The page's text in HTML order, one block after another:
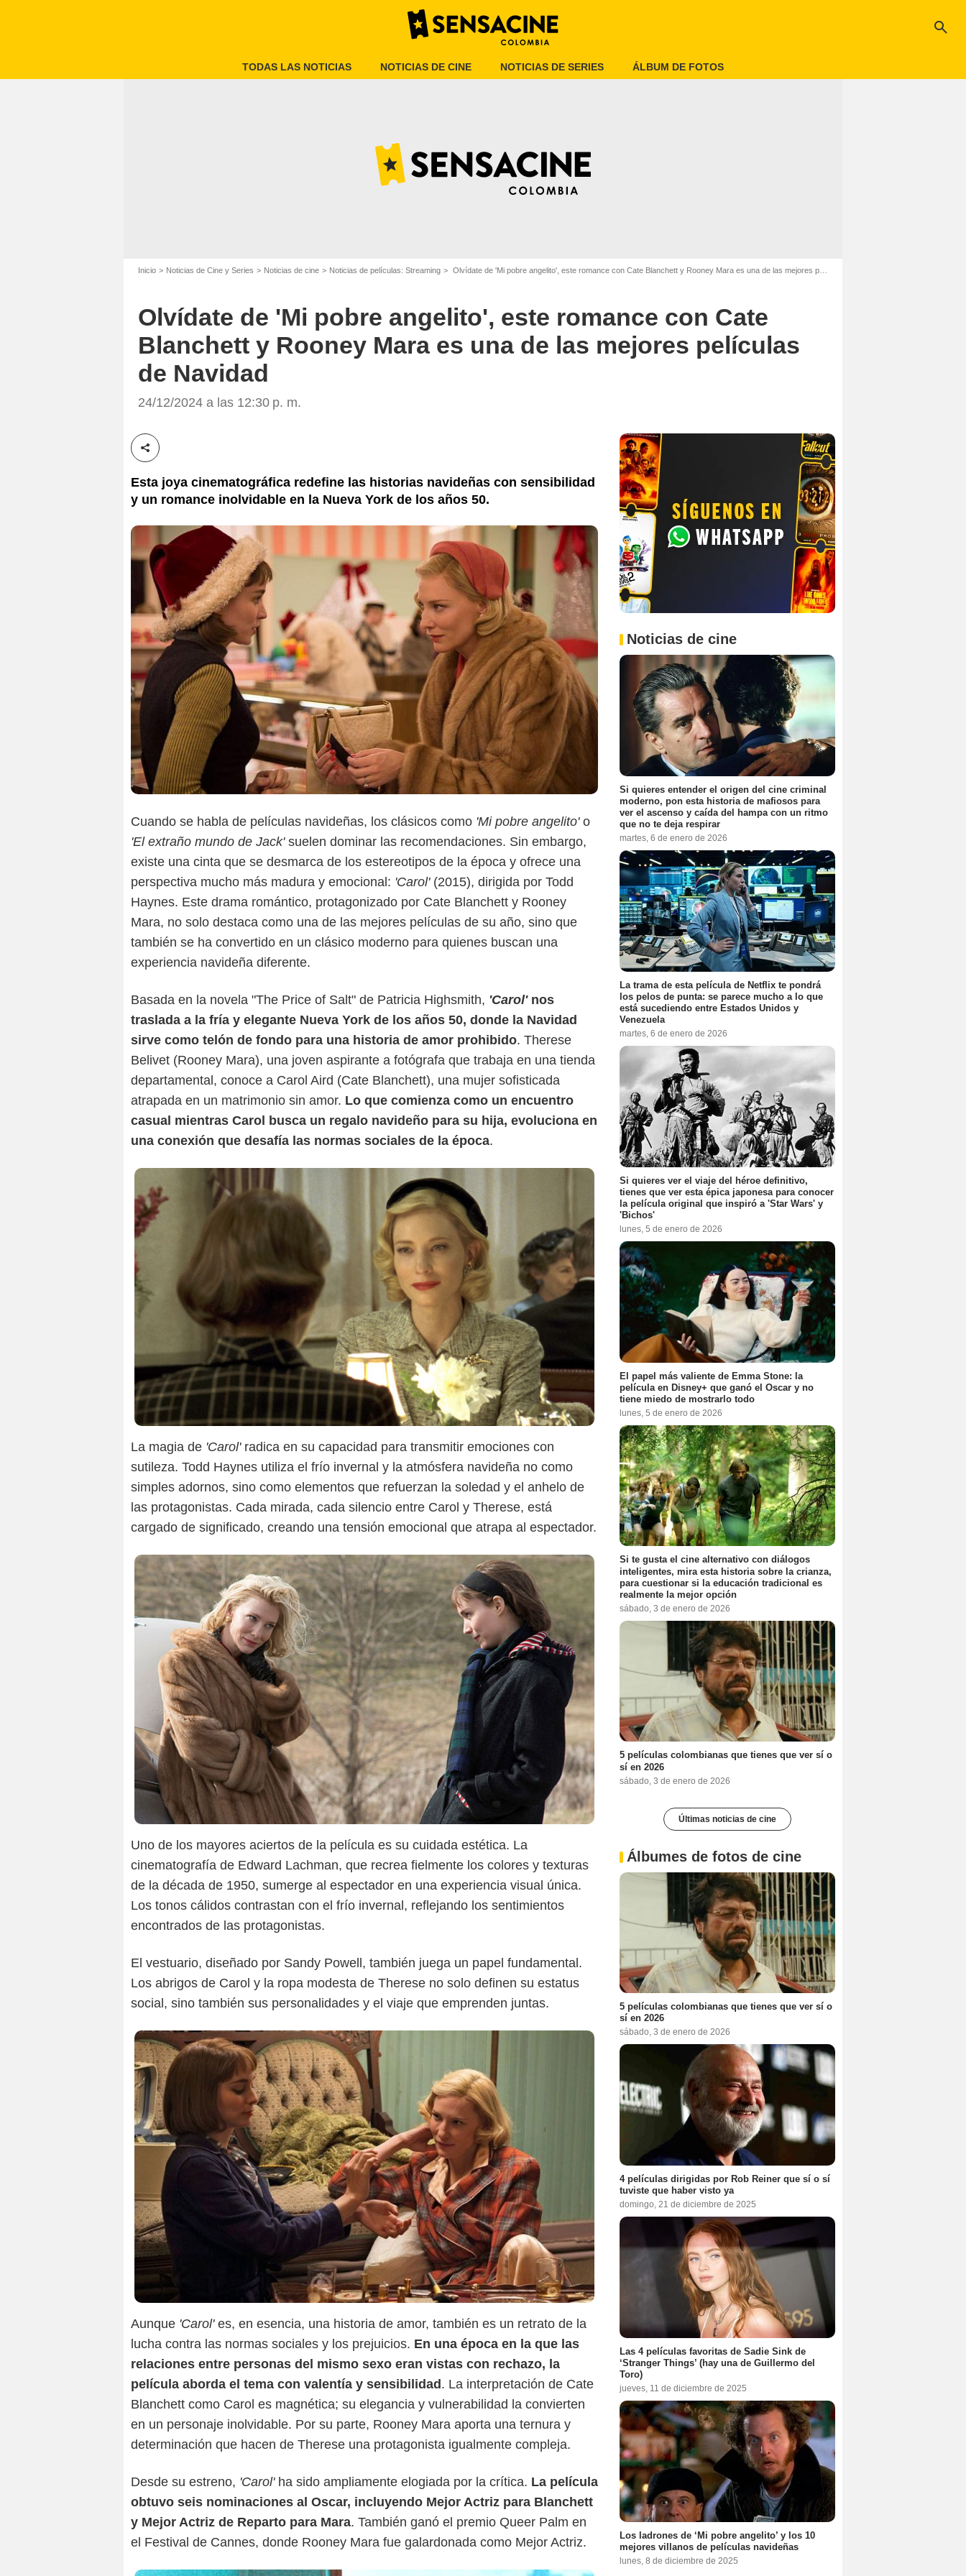
search
TODAS LAS NOTICIAS NOTICIAS DE CINE NOTICIAS DE SERIES ÁLBUM DE FOTOS
Inicio Noticias de Cine y Series Noticias de cine Noticias de películas: Streaming Olvídate de 'Mi pobre angelito', este romance con Cate Blanchett y Rooney Mara es una de las mejores películas de Navidad
Olvídate de 'Mi pobre angelito', este romance con Cate
Blanchett y Rooney Mara es una de las mejores películas
de Navidad
24/12/2024 a las 12:30 p. m.
Compartir esta noticia
Esta joya cinematográfica redefine las historias navideñas con sensibilidad
y un romance inolvidable en la Nueva York de los años 50.
Cuando se habla de películas navideñas, los clásicos como 'Mi pobre angelito' o
'El extraño mundo de Jack'suelen dominar las recomendaciones. Sin embargo,
existe una cinta que se desmarca de los estereotipos de la época y ofrece una
perspectiva mucho más madura y emocional: 'Carol' (2015), dirigida por Todd
Haynes. Este drama romántico, protagonizado por Cate Blanchett y Rooney
Mara, no solo destaca como una de las mejores películas de su año, sino que
también se ha convertido en un clásico moderno para quienes buscan una
experiencia navideña diferente.
Basada en la novela "The Price of Salt" de Patricia Highsmith, 'Carol' nos
traslada a la fría y elegante Nueva York de los años 50, donde la Navidad
sirve como telón de fondo para una historia de amor prohibido. Therese
Belivet (Rooney Mara), una joven aspirante a fotógrafa que trabaja en una tienda
departamental, conoce a Carol Aird (Cate Blanchett), una mujer sofisticada
atrapada en un matrimonio sin amor. Lo que comienza como un encuentro
casual mientras Carol busca un regalo navideño para su hija, evoluciona en
una conexión que desafía las normas sociales de la época.
Prime Video
La magia de 'Carol'radica en su capacidad para transmitir emociones con
sutileza. Todd Haynes utiliza el frío invernal y la atmósfera navideña no como
simples adornos, sino como elementos que refuerzan la soledad y el anhelo de
las protagonistas. Cada mirada, cada silencio entre Carol y Therese, está
cargado de significado, creando una tensión emocional que atrapa al espectador.
Prime Video
Uno de los mayores aciertos de la película es su cuidada estética. La
cinematografía de Edward Lachman, que recrea fielmente los colores y texturas
de la década de 1950, sumerge al espectador en una experiencia visual única.
Los tonos cálidos contrastan con el frío invernal, reflejando los sentimientos
encontrados de las protagonistas.
El vestuario, diseñado por Sandy Powell, también juega un papel fundamental.
Los abrigos de Carol y la ropa modesta de Therese no solo definen su estatus
social, sino también sus personalidades y el viaje que emprenden juntas.
Prime Video
Aunque 'Carol'es, en esencia, una historia de amor, también es un retrato de la
lucha contra las normas sociales y los prejuicios. En una época en la que las
relaciones entre personas del mismo sexo eran vistas con rechazo, la
película aborda el tema con valentía y sensibilidad . La interpretación de Cate
Blanchett como Carol es magnética; su elegancia y vulnerabilidad la convierten
en un personaje inolvidable. Por su parte, Rooney Mara aporta una ternura y
determinación que hacen de Therese una protagonista igualmente compleja.
Desde su estreno, 'Carol'ha sido ampliamente elogiada por la crítica. La película
obtuvo seis nominaciones al Oscar, incluyendo Mejor Actriz para Blanchett
y Mejor Actriz de Reparto para Mara. También ganó el premio Queer Palm en
el Festival de Cannes, donde Rooney Mara fue galardonada como Mejor Actriz.
Prime Video
Noticias de cine
Si quieres entender el origen del cine criminal
moderno, pon esta historia de mafiosos para
ver el ascenso y caída del hampa con un ritmo
que no te deja respirar
martes, 6 de enero de 2026
La trama de esta película de Netflix te pondrá
los pelos de punta: se parece mucho a lo que
está sucediendo entre Estados Unidos y
Venezuela
martes, 6 de enero de 2026
Si quieres ver el viaje del héroe definitivo,
tienes que ver esta épica japonesa para conocer
la película original que inspiró a 'Star Wars' y
'Bichos'
lunes, 5 de enero de 2026
El papel más valiente de Emma Stone: la
película en Disney+ que ganó el Oscar y no
tiene miedo de mostrarlo todo
lunes, 5 de enero de 2026
Si te gusta el cine alternativo con diálogos
inteligentes, mira esta historia sobre la crianza,
para cuestionar si la educación tradicional es
realmente la mejor opción
sábado, 3 de enero de 2026
5 películas colombianas que tienes que ver sí o
sí en 2026
sábado, 3 de enero de 2026
Últimas noticias de cine
Álbumes de fotos de cine
5 películas colombianas que tienes que ver sí o
sí en 2026
sábado, 3 de enero de 2026
4 películas dirigidas por Rob Reiner que sí o sí
tuviste que haber visto ya
domingo, 21 de diciembre de 2025
Las 4 películas favoritas de Sadie Sink de
‘Stranger Things’ (hay una de Guillermo del
Toro)
jueves, 11 de diciembre de 2025
Los ladrones de ‘Mi pobre angelito’ y los 10
mejores villanos de películas navideñas
lunes, 8 de diciembre de 2025